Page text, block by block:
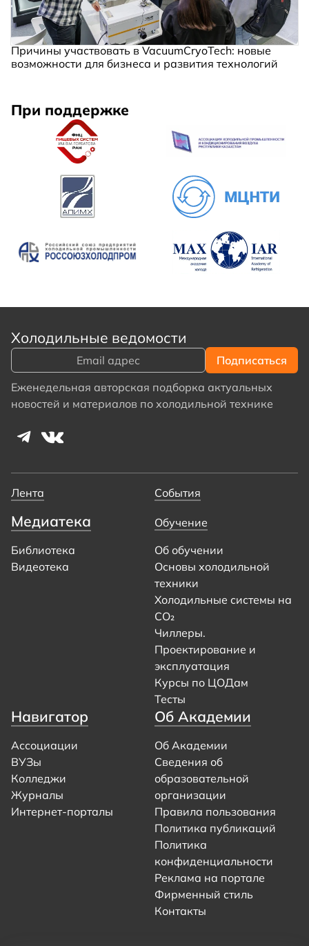
Причины участвовать в VacuumCryoTech: новые
возможности для бизнеса и развития технологий
При поддержке
Холодильные ведомости
Еженедельная авторская подборка актуальных
новостей и материалов по холодильной технике
Лента События
Медиатека
Библиотека
Видеотека
Обучение
Об обучении
Основы холодильной
техники
Холодильные системы на
CO₂
Чиллеры.
Проектирование и
эксплуатация
Курсы по ЦОДам
Тесты
Навигатор
Ассоциации
ВУЗы
Колледжи
Журналы
Интернет-порталы
Об Академии
Об Академии
Сведения об
образовательной
организации
Правила пользования
Политика публикаций
Политика
конфиденциальности
Реклама на портале
Фирменный стиль
Контакты